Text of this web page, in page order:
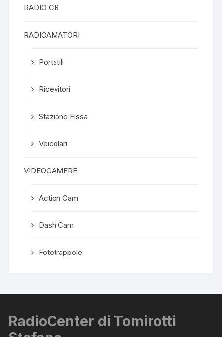
RADIO CB
RADIOAMATORI
Portatili
Ricevitori
Stazione Fissa
Veicolari
VIDEOCAMERE
Action Cam
Dash Cam
Fototrappole
RadioCenter di Tomirotti